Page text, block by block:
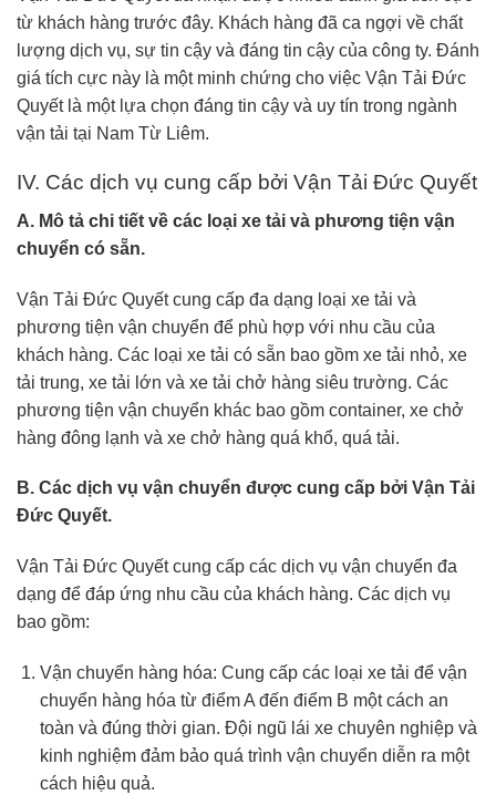
từ khách hàng trước đây. Khách hàng đã ca ngợi về chất
lượng dịch vụ, sự tin cậy và đáng tin cậy của công ty. Đánh
giá tích cực này là một minh chứng cho việc Vận Tải Đức
Quyết là một lựa chọn đáng tin cậy và uy tín trong ngành
vận tải tại Nam Từ Liêm.
IV. Các dịch vụ cung cấp bởi Vận Tải Đức Quyết
A. Mô tả chi tiết về các loại xe tải và phương tiện vận
chuyển có sẵn.
Vận Tải Đức Quyết cung cấp đa dạng loại xe tải và
phương tiện vận chuyển để phù hợp với nhu cầu của
khách hàng. Các loại xe tải có sẵn bao gồm xe tải nhỏ, xe
tải trung, xe tải lớn và xe tải chở hàng siêu trường. Các
phương tiện vận chuyển khác bao gồm container, xe chở
hàng đông lạnh và xe chở hàng quá khổ, quá tải.
B. Các dịch vụ vận chuyển được cung cấp bởi Vận Tải
Đức Quyết.
Vận Tải Đức Quyết cung cấp các dịch vụ vận chuyển đa
dạng để đáp ứng nhu cầu của khách hàng. Các dịch vụ
bao gồm:
Vận chuyển hàng hóa: Cung cấp các loại xe tải để vận
chuyển hàng hóa từ điểm A đến điểm B một cách an
toàn và đúng thời gian. Đội ngũ lái xe chuyên nghiệp và
kinh nghiệm đảm bảo quá trình vận chuyển diễn ra một
cách hiệu quả.